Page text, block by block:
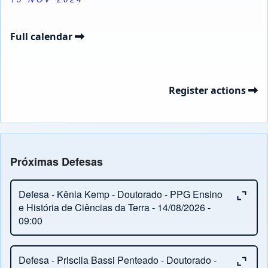
Full calendar
Register actions
Próximas Defesas
Defesa - Kênia Kemp - Doutorado - PPG Ensino
e História de Ciências da Terra - 14/08/2026 -
09:00
Close or Open tab vvja-pane-33143162-1-pane
Orientação:
Ronaldo Barbosa
Defesa - Priscila Bassi Penteado - Doutorado -
Close or Open tab vvja-pane-33143162-2-pane